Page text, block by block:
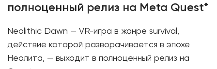
полноценный релиз на Meta Quest*
Neolithic Dawn — VR-игра в жанре survival,
действие которой разворачивается в эпохе
Неолита, — выходит в полноценный релиз на